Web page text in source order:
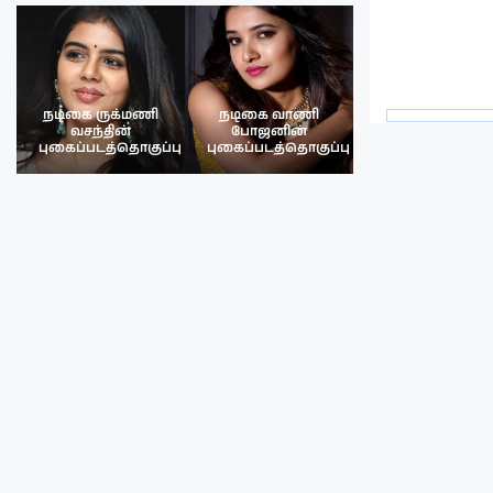
நடிகை ருக்மணி
வசந்தின்
புகைப்படத்தொகுப்பு
நடிகை வாணி
போஜனின்
புகைப்படத்தொகுப்பு
நடிகை